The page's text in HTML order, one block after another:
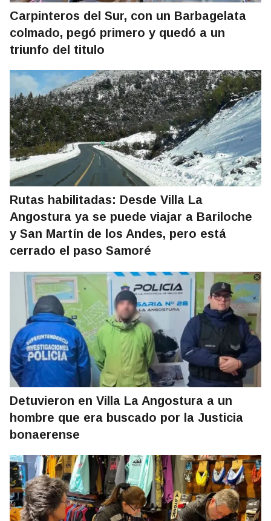
Carpinteros del Sur, con un Barbagelata
colmado, pegó primero y quedó a un
triunfo del titulo
Rutas habilitadas: Desde Villa La
Angostura ya se puede viajar a Bariloche
y San Martín de los Andes, pero está
cerrado el paso Samoré
Detuvieron en Villa La Angostura a un
hombre que era buscado por la Justicia
bonaerense